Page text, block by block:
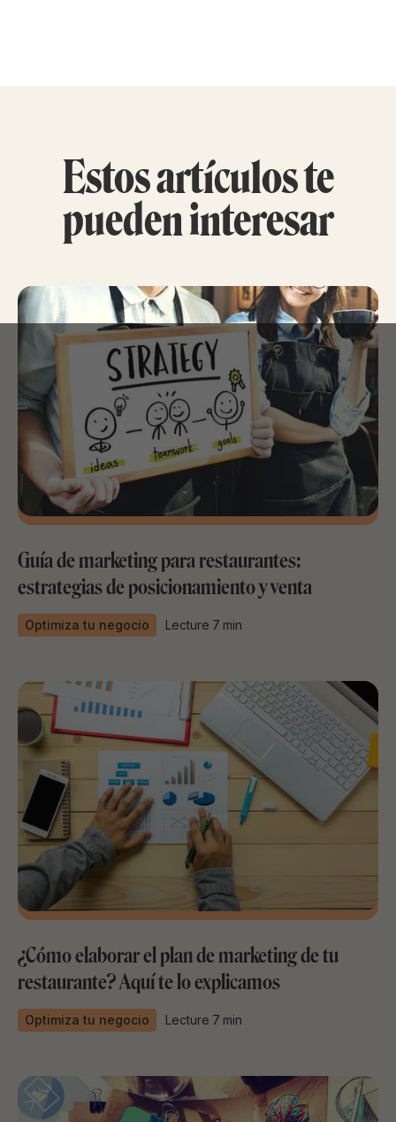
Estos artículos te
pueden interesar
Guía de marketing para restaurantes:
estrategias de posicionamiento y venta
Optimiza tu negocio Lecture 7 min
¿Cómo elaborar el plan de marketing de tu
restaurante? Aquí te lo explicamos
Optimiza tu negocio Lecture 7 min